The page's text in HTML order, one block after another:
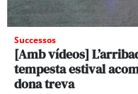
Successos
[Amb vídeos]
tempesta estival
dona treva